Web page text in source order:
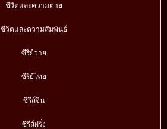
ชีวิตและความตาย
ชีวิตและความสัมพันธ์
ซีรี่ย์วาย
ซีรีย์ไทย
ซีรีส์จีน
ซีรีส์ฝรั่ง